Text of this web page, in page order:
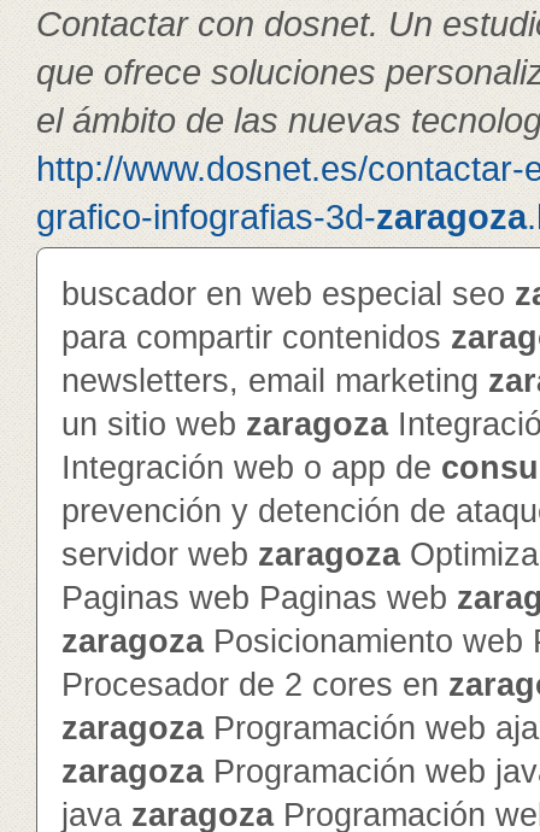
Contactar con dosnet. Un
que ofrece soluciones
el ámbito de las nuevas
http://www.dosnet.es/contactar-
grafico-infografias-3d-zaragoza
buscador en web especial seo
para compartir contenidos
newsletters, email marketing
un sitio web zaragoza
Integración web o app de
prevención y detención de
servidor web zaragoza
Paginas web Paginas web
zaragozaPosicionamiento web
Procesador de 2 cores en
zaragozaProgramación web
zaragozaProgramación web
java zaragozaProgramación